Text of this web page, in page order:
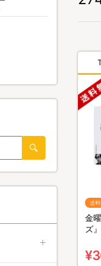
送
金
ズ